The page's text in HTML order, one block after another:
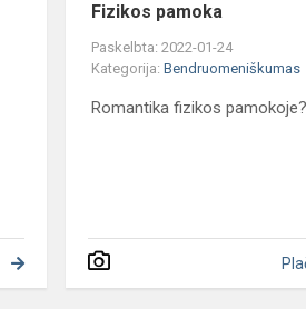
Fizikos pamoka
Paskelbta: 2022-01-24
Kategorija:Bendruomeniškumas
Romantika fizikos